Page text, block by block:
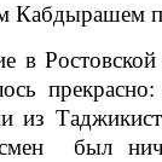
Кабдырашем
в
из
был